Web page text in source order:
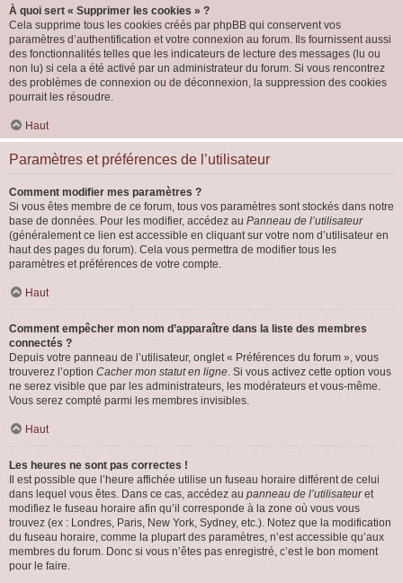
À quoi sert « Supprimer les cookies » ?
Cela supprime tous les cookies créés par phpBB qui conservent vos
paramètres d’authentification et votre connexion au forum. Ils fournissent aussi
des fonctionnalités telles que les indicateurs de lecture des messages (lu ou
non lu) si cela a été activé par un administrateur du forum. Si vous rencontrez
des problèmes de connexion ou de déconnexion, la suppression des cookies
pourrait les résoudre.
Haut
Paramètres et préférences de l’utilisateur
Comment modifier mes paramètres ?
Si vous êtes membre de ce forum, tous vos paramètres sont stockés dans notre
base de données. Pour les modifier, accédez au Panneau de l’utilisateur
(généralement ce lien est accessible en cliquant sur votre nom d’utilisateur en
haut des pages du forum). Cela vous permettra de modifier tous les
paramètres et préférences de votre compte.
Haut
Comment empêcher mon nom d’apparaître dans la liste des membres
connectés ?
Depuis votre panneau de l’utilisateur, onglet « Préférences du forum », vous
trouverez l’option Cacher mon statut en ligne. Si vous activez cette option vous
ne serez visible que par les administrateurs, les modérateurs et vous-même.
Vous serez compté parmi les membres invisibles.
Haut
Les heures ne sont pas correctes !
Il est possible que l’heure affichée utilise un fuseau horaire différent de celui
dans lequel vous êtes. Dans ce cas, accédez au panneau de l’utilisateuret
modifiez le fuseau horaire afin qu’il corresponde à la zone où vous vous
trouvez (ex : Londres, Paris, New York, Sydney, etc.). Notez que la modification
du fuseau horaire, comme la plupart des paramètres, n’est accessible qu’aux
membres du forum. Donc si vous n’êtes pas enregistré, c’est le bon moment
pour le faire.